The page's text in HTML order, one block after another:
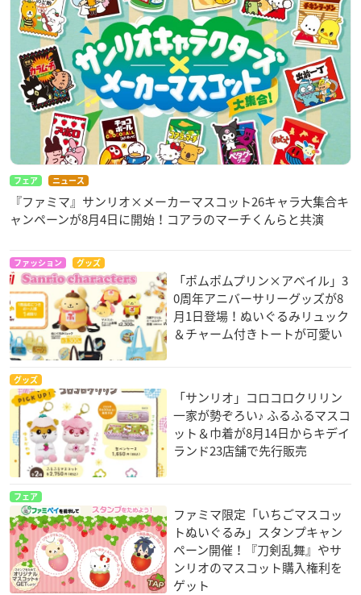
フェア ニュース
『ファミマ』サンリオ×メーカーマスコット26キャラ大集合キ
ャンペーンが8月4日に開始！コアラのマーチくんらと共演
ファッション グッズ
「ポムポムプリン×アベイル」3
0周年アニバーサリーグッズが8
月1日登場！ぬいぐるみリュック
＆チャーム付きトートが可愛い
グッズ
「サンリオ」コロコロクリリン
一家が勢ぞろい♪ ふるふるマスコ
ット＆巾着が8月14日からキデイ
ランド23店舗で先行販売
フェア
ファミマ限定「いちごマスコッ
トぬいぐるみ」スタンプキャン
ペーン開催！『刀剣乱舞』やサ
ンリオのマスコット購入権利を
ゲット